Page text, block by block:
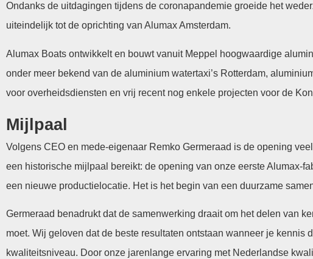
Ondanks de uitdagingen tijdens de coronapandemie groeide het
uiteindelijk tot de oprichting van Alumax Amsterdam.
Alumax Boats ontwikkelt en bouwt vanuit Meppel hoogwaardige
onder meer bekend van de aluminium watertaxi’s Rotterdam,
voor overheidsdiensten en vrij recent nog enkele projecten voor de
Mijlpaal
Volgens CEO en mede-eigenaar Remko Germeraad is de opening
een historische mijlpaal bereikt: de opening van onze eerste Alumax-
een nieuwe productielocatie. Het is het begin van een duurzame
Germeraad benadrukt dat de samenwerking draait om het delen van
moet. Wij geloven dat de beste resultaten ontstaan wanneer je kennis
kwaliteitsniveau. Door onze jarenlange ervaring met Nederlandse